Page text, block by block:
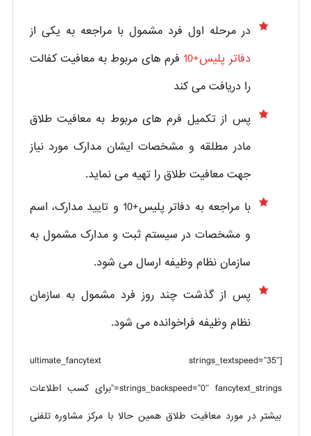
در مرحله اول فرد مشمول با مراجعه به یکی از
دفاتر پلیس+10
فرم های مربوط به معافیت کفالت
را دریافت می کند
پس از تکمیل فرم های مربوط به معافیت طلاق
مادر مطلقه و مشخصات ایشان مدارک مورد نیاز
جهت معافیت طلاق را تهیه می نماید.
با مراجعه به دفاتر پلیس+10 و تایید مدارک، اسم
و مشخصات در سیستم ثبت و مدارک مشمول به
سازمان نظام وظیفه ارسال می شود.
پس از گذشت چند روز فرد مشمول به سازمان
نظام وظیفه فراخوانده می شود.
[ultimate_fancytext strings_textspeed=”35″
strings_backspeed=”0″ fancytext_strings=”برای کسب اطلاعات
بیشتر در مورد معافیت طلاق همین حالا با مرکز مشاوره تلفنی